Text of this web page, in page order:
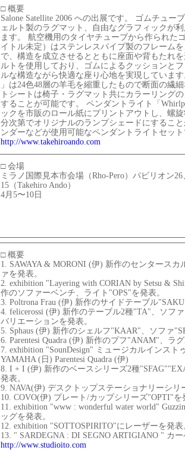
□ 概要
Salone Satellite 2006 への出展です。 ゴムチュー
ェルト製のラグマット、自由なグラフィックが
ます。 航空機用のタイヤチューブから作られた
イトル未定）はステンレスパイプ製のフレーム
で、構造を成立させるとともに座面や背もたれ
ルトを使用しており、ゴムによるクッションと
ルな構造ながら快適な座り心地を実現していま
」は24色48層の羊毛を縮重したもので断面の繊
トシートは椅子・ラグマット共にカラーリング
することが可能です。 ペンダントライト「
ックを市販のロール紙にプリントアウトし、螺
分次第でオリジナルのランプシェードにするこ
ンダーなどが使用可能なペンダントライトセッ
http://www.takehiroando.com
□ 会場
ミラノ国際見本市会場（Rho-Pero）パビリオン
15（Takehiro Ando）
4月5〜10日
□ 概要
1. SAWAYA & MORONI (伊) 新作のセンタース
ァを発表。
2. exhibition "Layering with CORIAN by Setsu &
作のソファーベンチ、ライト"OPS"を発表。
3. Poltrona Frau (伊) 新作のサイドテーブル
4. felicerossi (伊) 新作のテーブル2種"TA"、ソフ
バリエーションを発表。
5. Sphaus (伊) 新作のシェルフ"KAAR"、ソファ
6. Parentesi Quadra (伊) 新作のプフ"ANAM"、ラ
7. exhibition "SounDesign" ミュージカルインスト
YAMAHA (日) Parentesi Quadra (伊)
8. I + I (伊) 新作のベースシリーズ2種
発表。
9. NAVA(伊) デスクトップステーショナリーシリ
10. COVO(伊) プレート/カップシリーズ"OPTI"を
11. exhibition "www : wonderful water world"
ッグを発表。
12. exhibition "SOTTOSPIRITO"にレーザーを発
13. " SARDEGNA : DI SEGNO ARTIGIANO " カ
http://www.studioito.com